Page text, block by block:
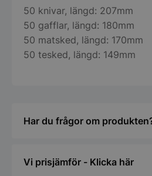
50 knivar, längd: 207mm
50 gafflar, längd: 180mm
50 matsked, längd: 170mm
50 tesked, längd: 149mm
Har du frågor om
Vi prisjämför - Klicka här